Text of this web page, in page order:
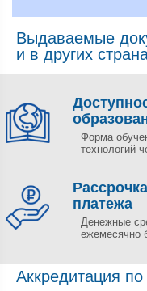
Выдаваемые
и в других
Форма
технологий
Рассрочка
платежа
Денежные
ежемесячно
Аккредитация